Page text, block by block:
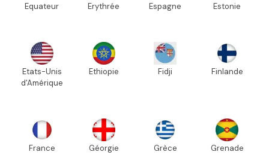
Equateur Erythrée Espagne Estonie
Etats-Unis
d'Amérique
Ethiopie Fidji Finlande
France Géorgie Grèce Grenade